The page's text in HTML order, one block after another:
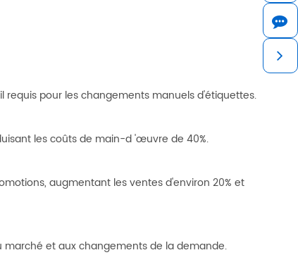
requis pour les changements manuels d'étiquettes.
les coûts de main-d 'œuvre de 40%.
augmentant les ventes d'environ 20% et
et aux changements de la demande.